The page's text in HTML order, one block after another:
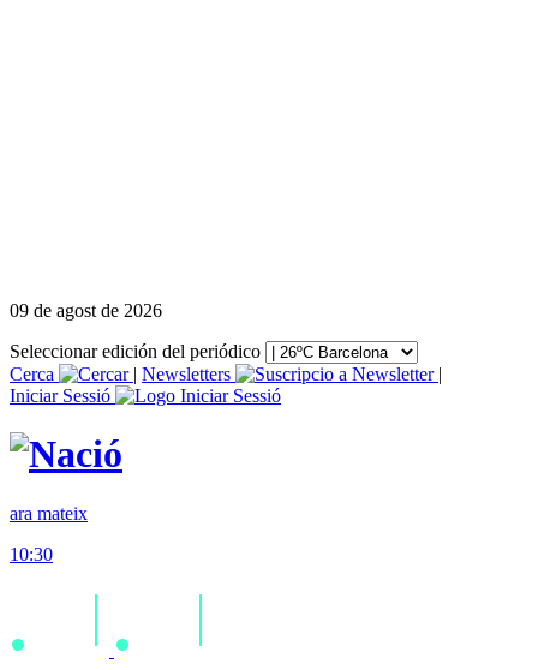
09 de agost de 2026
Seleccionar edición del periódico
Cerca
| Newsletters
|
Iniciar Sessió
ara mateix
10:30